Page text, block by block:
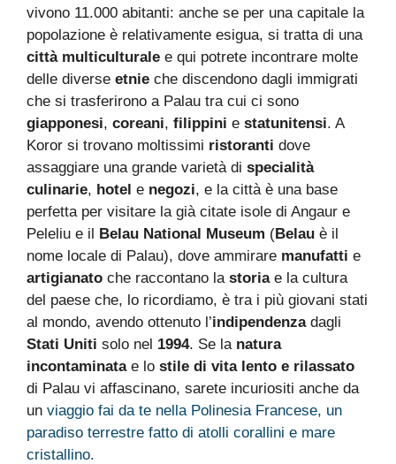
vivono 11.000 abitanti: anche se per una capitale la
popolazione è relativamente esigua, si tratta di una
città multiculturale e qui potrete incontrare molte
delle diverse etnie che discendono dagli immigrati
che si trasferirono a Palau tra cui ci sono
giapponesi, coreani, filippini e statunitensi. A
Koror si trovano moltissimi ristoranti dove
assaggiare una grande varietà di specialità
culinarie, hotel e negozi, e la città è una base
perfetta per visitare la già citate isole di Angaur e
Peleliu e il Belau National Museum (Belau è il
nome locale di Palau), dove ammirare manufatti e
artigianato che raccontano la storiae la cultura
del paese che, lo ricordiamo, è tra i più giovani stati
al mondo, avendo ottenuto l’indipendenzadagli
Stati Uniti solo nel 1994. Se la natura
incontaminatae lo stile di vita lento e rilassato
di Palau vi affascinano, sarete incuriositi anche da
un viaggio fai da te nella Polinesia Francese, un
paradiso terrestre fatto di atolli corallini e mare
cristallino.